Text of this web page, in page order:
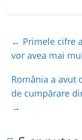
e
b
o
k
er s
A
p
← Primele cifre
vor avea mai
România a avut
de cumpărare
→